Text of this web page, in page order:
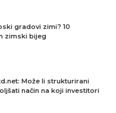
gradovi zimi? 10
zimski bijeg
Može li strukturirani
način na koji investitori